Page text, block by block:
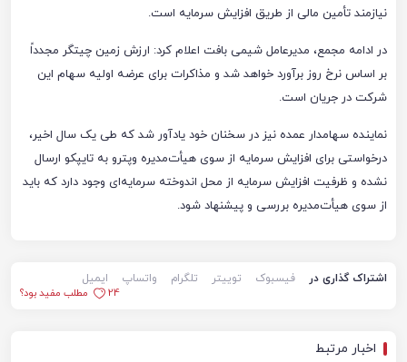
نیازمند تأمین مالی از طریق افزایش سرمایه است.
در ادامه مجمع، مدیرعامل شیمی بافت اعلام کرد: ارزش زمین چیتگر مجدداً
بر اساس نرخ روز برآورد خواهد شد و مذاکرات برای عرضه اولیه سهام این
شرکت در جریان است.
نماینده سهامدار عمده نیز در سخنان خود یادآور شد که طی یک سال اخیر،
درخواستی برای افزایش سرمایه از سوی هیأت‌مدیره وپترو به تایپکو ارسال
نشده و ظرفیت افزایش سرمایه از محل اندوخته سرمایه‌ای وجود دارد که باید
از سوی هیأت‌مدیره بررسی و پیشنهاد شود.
اشتراک گذاری در فیسبوک توییتر تلگرام واتساپ
ایمیل
24
مطلب مفید بود؟
اخبار مرتبط